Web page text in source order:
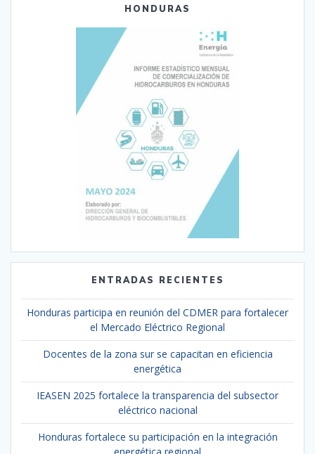
HONDURAS
ENTRADAS RECIENTES
Honduras participa en reunión del CDMER para fortalecer
el Mercado Eléctrico Regional
Docentes de la zona sur se capacitan en eficiencia
energética
IEASEN 2025 fortalece la transparencia del subsector
eléctrico nacional
Honduras fortalece su participación en la integración